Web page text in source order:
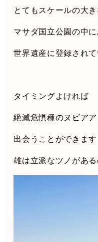
とてもスケールの大
マサダ国立公園の中に
世界遺産に登録され
タイミングよければ
絶滅危惧種のヌビア
出会うことができます
雄は立派なツノがあ